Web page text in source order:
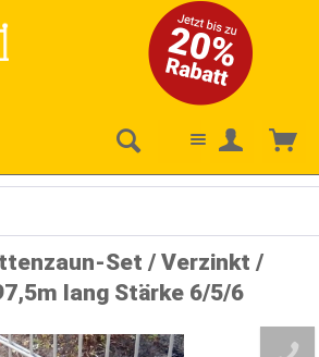
Set / Verzinkt /
lang Stärke 6/5/6